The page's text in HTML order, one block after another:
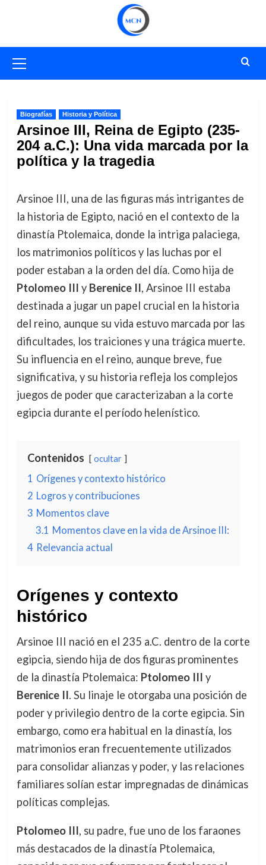
primario
Biografías Historia y Política
Arsinoe III, Reina de Egipto (235-
204 a.C.): Una vida marcada por la
política y la tragedia
Arsinoe III, una de las figuras más intrigantes de
la historia de Egipto, nació en el contexto de la
dinastía Ptolemaica, donde la intriga palaciega,
los matrimonios políticos y las luchas por el
poder estaban a la orden del día. Como hija de
Ptolomeo III y Berenice II, Arsinoe III estaba
destinada a jugar un papel crucial en la historia
del reino, aunque su vida estuvo marcada por las
dificultades, los traiciones y una trágica muerte.
Su influencia en el reino, aunque breve, fue
significativa, y su historia refleja los complejos
juegos de poder que caracterizaban a la corte
egipcia durante el período helenístico.
Contenidos ocultar
1 Orígenes y contexto histórico
2 Logros y contribuciones
3 Momentos clave
3.1 Momentos clave en la vida de Arsinoe III:
4 Relevancia actual
Orígenes y contexto
histórico
Arsinoe III nació en el 235 a.C. dentro de la corte
egipcia, siendo hija de dos figuras prominentes
de la dinastía Ptolemaica: Ptolomeo III y
Berenice II. Su linaje le otorgaba una posición de
poder y privilegio dentro de la corte egipcia. Sin
embargo, como era habitual en la dinastía, los
matrimonios eran frecuentemente utilizados
para consolidar alianzas y poder, y las relaciones
familiares solían estar impregnadas de dinámicas
políticas complejas.
Ptolomeo III, su padre, fue uno de los faraones
más destacados de la dinastía Ptolemaica,